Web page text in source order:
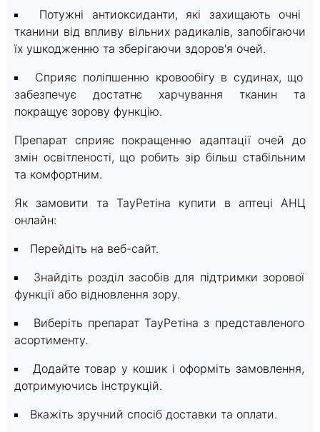
Потужні антиоксиданти, які захищають очні
тканини від впливу вільних радикалів, запобігаючи
їх ушкодженню та зберігаючи здоров'я очей.
Сприяє поліпшенню кровообігу в судинах, що
забезпечує достатнє харчування тканин та
покращує зорову функцію.
Препарат сприяє покращенню адаптації очей до
змін освітленості, що робить зір більш стабільним
та комфортним.
Як замовити та ТауРетіна купити в аптеці АНЦ
онлайн:
Перейдіть на веб-сайт.
Знайдіть розділ засобів для підтримки зорової
функції або відновлення зору.
Виберіть препарат ТауРетіна з представленого
асортименту.
Додайте товар у кошик і оформіть замовлення,
дотримуючись інструкцій.
Вкажіть зручний спосіб доставки та оплати.